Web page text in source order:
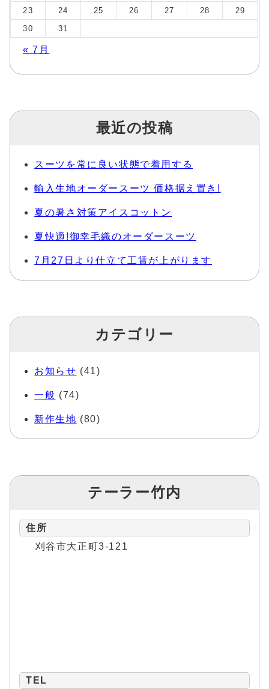
23
24 25 26 27 28
29
30
31
« 7月
最近の投稿
スーツを常に良い状態で着用する
輸入生地オーダースーツ 価格据え置き!
夏の暑さ対策アイスコットン
夏快適!御幸毛織のオーダースーツ
7月27日より仕立て工賃が上がります
カテゴリー
お知らせ (41)
一般 (74)
新作生地 (80)
テーラー竹内
住所
刈谷市大正町3-121
TEL